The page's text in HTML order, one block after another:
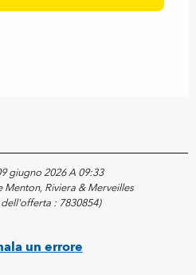
giugno 2026 A 09:33
Menton, Riviera & Merveilles
: 7830854)
un errore